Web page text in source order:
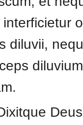
interficietur
diluvii,